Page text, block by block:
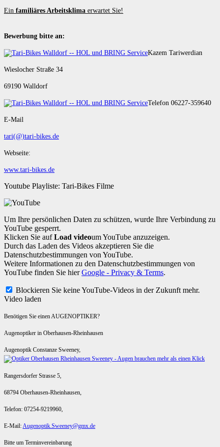
Ein familiäres Arbeitsklima erwartet Sie!
Bewerbung bitte an:
Kazem Tariwerdian
Wieslocher Straße 34
69190 Walldorf
Telefon 06227-359640
E-Mail
tari(@)tari-bikes.de
Webseite:
www.tari-bikes.de
Youtube Playliste: Tari-Bikes Filme
Um Ihre persönlichen Daten zu schützen, wurde Ihre Verbindung zu
YouTube gesperrt.
Klicken Sie aufLoad videoum YouTube anzuzeigen.
Durch das Laden des Videos akzeptieren Sie die
Datenschutzbestimmungen von YouTube.
Weitere Informationen zu den Datenschutzbestimmungen von
YouTube finden Sie hierGoogle - Privacy & Terms.
Blockieren Sie keine YouTube-Videos in der Zukunft mehr.
Video laden
Benötigen Sie einen AUGENOPTIKER?
Augenoptiker in Oberhausen-Rheinhausen
Augenoptik Constanze Sweeney,
Rangersdorfer Strasse 5,
68794 Oberhausen-Rheinhausen,
Telefon: 07254-9219960,
E-Mail:Augenoptik.Sweeney@gmx.de
Bitte um Terminvereinbarung